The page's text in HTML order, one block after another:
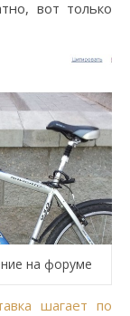
вот только
на форуме
шагает по